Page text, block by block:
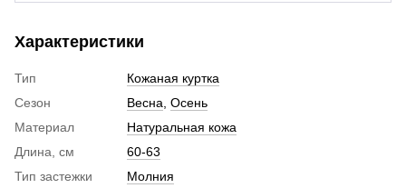
Характеристики
Тип
Кожаная куртка
Сезон
Весна, Осень
Материал
Натуральная кожа
Длина, см
60-63
Тип застежки
Молния